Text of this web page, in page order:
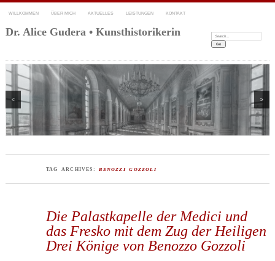
WILLKOMMEN ÜBER MICH AKTUELLES LEISTUNGEN KONTAKT
Dr. Alice Gudera • Kunsthistorikerin Search:
< >
TAG ARCHIVES:BENOZZI GOZZOLI
Die Palastkapelle der Medici und
das Fresko mit dem Zug der Heiligen
Drei Könige von Benozzo Gozzoli